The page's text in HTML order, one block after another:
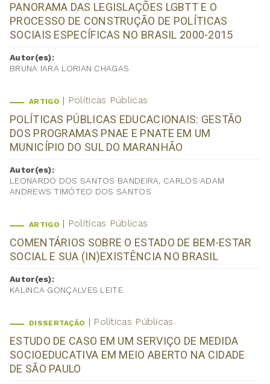
PANORAMA DAS LEGISLAÇÕES LGBTT E O
PROCESSO DE CONSTRUÇÃO DE POLÍTICAS
SOCIAIS ESPECÍFICAS NO BRASIL 2000-2015
Autor(es):
BRUNA IARA LORIAN CHAGAS
ARTIGO Políticas Públicas
POLÍTICAS PÚBLICAS EDUCACIONAIS: GESTÃO
DOS PROGRAMAS PNAE E PNATE EM UM
MUNICÍPIO DO SUL DO MARANHÃO
Autor(es):
LEONARDO DOS SANTOS BANDEIRA, CARLOS ADAM
ANDREWS TIMÓTEO DOS SANTOS
ARTIGO Políticas Públicas
COMENTÁRIOS SOBRE O ESTADO DE BEM-ESTAR
SOCIAL E SUA (IN)EXISTÊNCIA NO BRASIL
Autor(es):
KALINCA GONÇALVES LEITE
DISSERTAÇÃO Políticas Públicas
ESTUDO DE CASO EM UM SERVIÇO DE MEDIDA
SOCIOEDUCATIVA EM MEIO ABERTO NA CIDADE
DE SÃO PAULO